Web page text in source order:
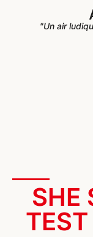
"Un air
SHE